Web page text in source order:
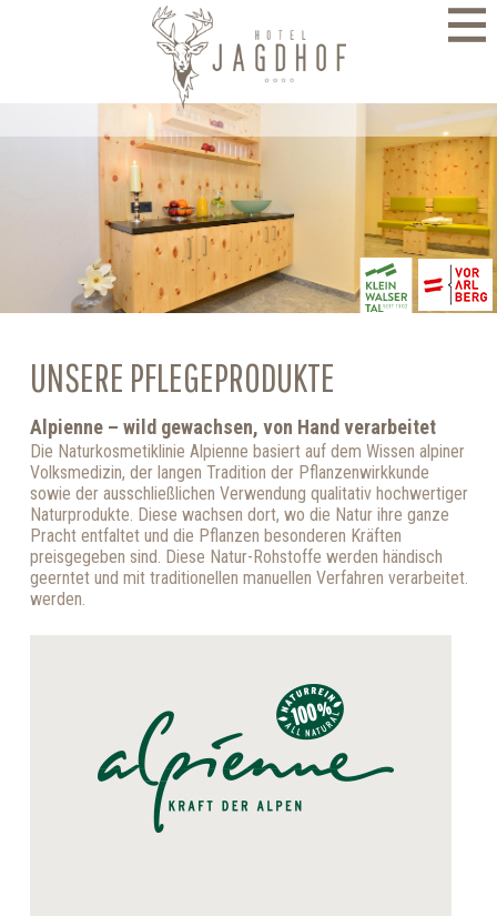
UNSERE PFLEGEPRODUKTE
Alpienne – wild gewachsen, von Hand verarbeitet
Die Naturkosmetiklinie Alpienne basiert auf dem Wissen alpiner
Volksmedizin, der langen Tradition der Pflanzenwirkkunde
sowie der ausschließlichen Verwendung qualitativ hochwertiger
Naturprodukte. Diese wachsen dort, wo die Natur ihre ganze
Pracht entfaltet und die Pflanzen besonderen Kräften
preisgegeben sind. Diese Natur-Rohstoffe werden händisch
geerntet und mit traditionellen manuellen Verfahren verarbeitet.
werden.